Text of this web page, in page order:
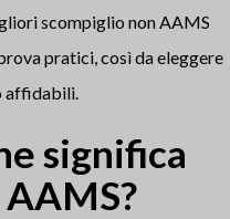
scompiglio non AAMS
pratici, così da eleggere
affidabili.
significa